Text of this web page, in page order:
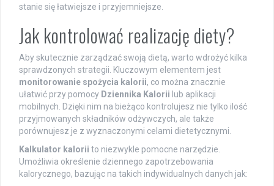
stanie się łatwiejsze i przyjemniejsze.
Jak kontrolować realizację diety?
Aby skutecznie zarządzać swoją dietą, warto wdrożyć kilka
sprawdzonych strategii. Kluczowym elementem jest
monitorowanie spożycia kalorii, co można znacznie
ułatwić przy pomocy Dziennika Kalorii lub aplikacji
mobilnych. Dzięki nim na bieżąco kontrolujesz nie tylko ilość
przyjmowanych składników odżywczych, ale także
porównujesz je z wyznaczonymi celami dietetycznymi.
Kalkulator kalorii to niezwykle pomocne narzędzie.
Umożliwia określenie dziennego zapotrzebowania
kalorycznego, bazując na takich indywidualnych danych jak: